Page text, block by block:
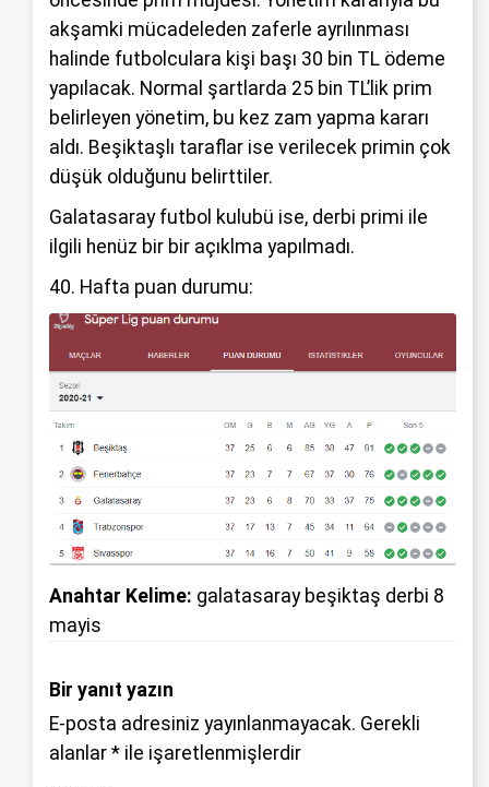
akşamki mücadeleden zaferle ayrılınması
halinde futbolculara kişi başı 30 bin TL ödeme
yapılacak. Normal şartlarda 25 bin TL’lik prim
belirleyen yönetim, bu kez zam yapma kararı
aldı. Beşiktaşlı taraflar ise verilecek primin çok
düşük olduğunu belirttiler.
Galatasaray futbol kulubü ise, derbi primi ile
ilgili henüz bir bir açıklma yapılmadı.
40. Hafta puan durumu:
Anahtar Kelime: galatasaray beşiktaş derbi 8
mayis
Bir yanıt yazın
E-posta adresiniz yayınlanmayacak. Gerekli
alanlar * ile işaretlenmişlerdir